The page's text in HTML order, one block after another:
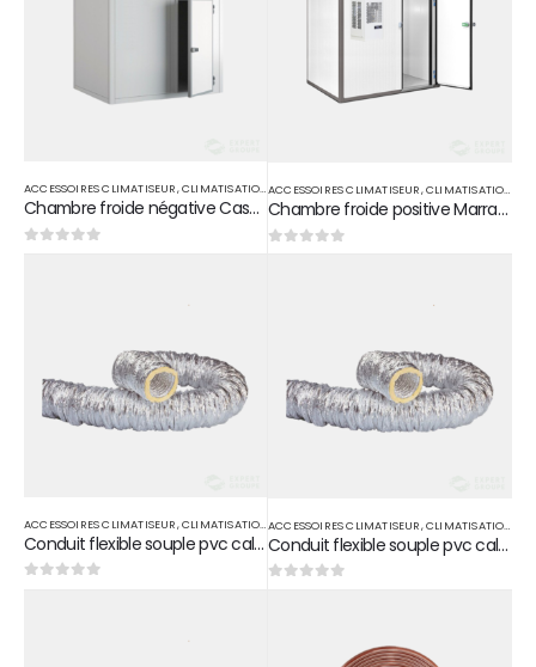
ACCESSOIRES CLIMATISEUR,CLIMATISATION
Chambre froide négative Casablanca
ACCESSOIRES CLIMATISEUR,CLIMATISATION
Chambre froide positive Marrakech
ACCESSOIRES CLIMATISEUR,CLIMATISATION
Conduit flexible souple pvc calorifuge D 125
ACCESSOIRES CLIMATISEUR,CLIMATISATION
Conduit flexible souple pvc calorifuge D 160